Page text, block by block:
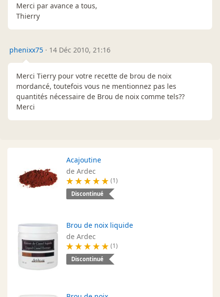
Merci par avance a tous,
Thierry
phenixx75 · 14 Déc 2010, 21:16
Merci Tierry pour votre recette de brou de noix
mordancé, toutefois vous ne mentionnez pas les
quantités nécessaire de Brou de noix comme tels??
Merci
Acajoutine
de Ardec
(1)
Discontinué
Brou de noix liquide
de Ardec
(1)
Discontinué